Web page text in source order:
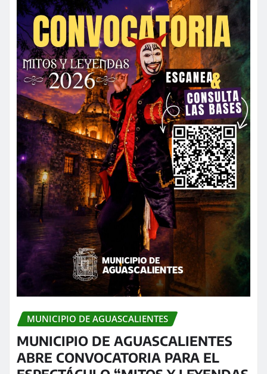
MUNICIPIO DE AGUASCALIENTES
MUNICIPIO DE AGUASCALIENTES
ABRE CONVOCATORIA PARA EL